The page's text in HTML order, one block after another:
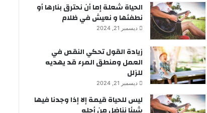
الحياة شعلة إما أن نحترق بنارها أو
نطفئها و نعيش في ظلام
ديسمبر 21, 2024
زيادة القول تحكي النقص في
العمل ومنطق المرء قد يهديه
للزلل
ديسمبر 21, 2024
ليس للحياة قيمة إلا إذا وجدنا فيها